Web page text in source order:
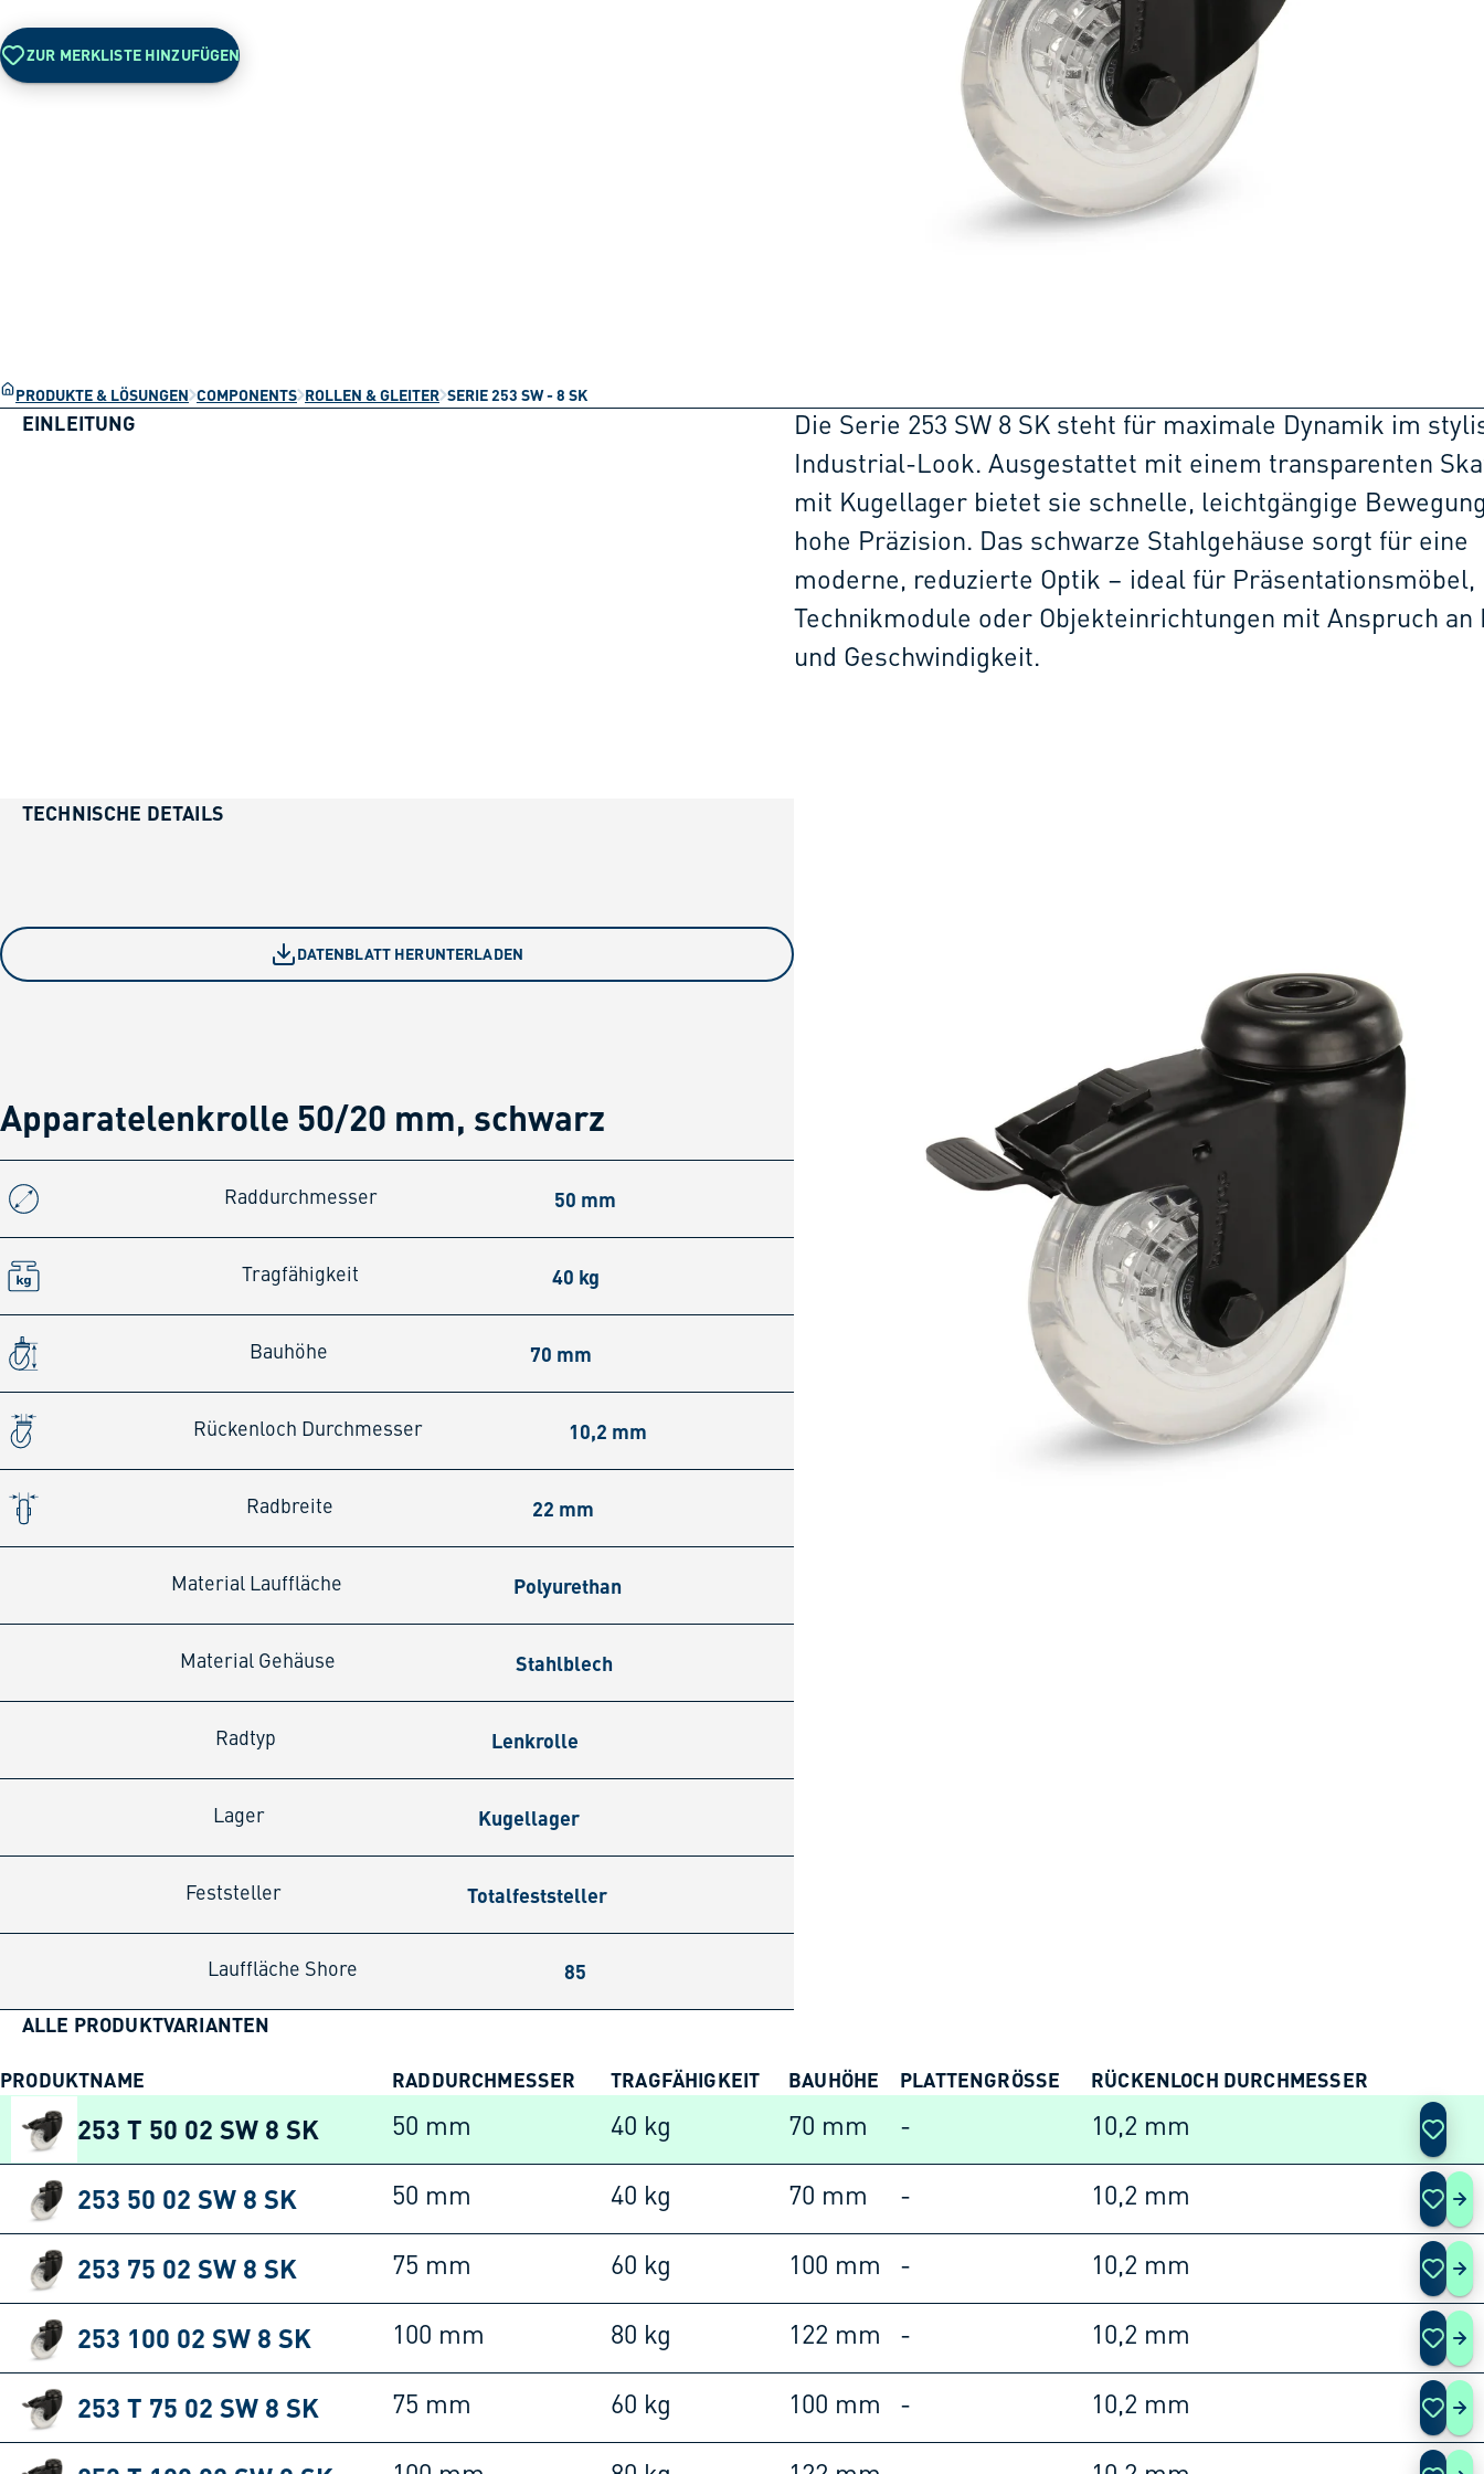
ZUR MERKLISTE HINZUFÜGEN
PRODUKTE & LÖSUNGEN COMPONENTS ROLLEN & GLEITER SERIE 253 SW - 8 SK
EINLEITUNG
Die Serie 253 SW 8 SK steht für maximale Dynamik im
Industrial-Look. Ausgestattet mit einem transparenten
mit Kugellager bietet sie schnelle, leichtgängige
hohe Präzision. Das schwarze Stahlgehäuse sorgt für eine
moderne, reduzierte Optik – ideal für Präsentationsmöbel,
Technikmodule oder Objekteinrichtungen mit Anspruch an
und Geschwindigkeit.
TECHNISCHE DETAILS
DATENBLATT HERUNTERLADEN
Apparatelenkrolle 50/20 mm, schwarz
Raddurchmesser 50 mm
Tragfähigkeit 40 kg
Bauhöhe 70 mm
Rückenloch Durchmesser 10,2 mm
Radbreite 22 mm
Material Lauffläche Polyurethan
Material Gehäuse Stahlblech
Radtyp Lenkrolle
Lager Kugellager
Feststeller Totalfeststeller
Lauffläche Shore 85
ALLE PRODUKTVARIANTEN
PRODUKTNAME RADDURCHMESSER TRAGFÄHIGKEIT BAUHÖHE PLATTENGRÖSSE RÜCKENLOCH DURCHMESSER
253 T 50 02 SW 8 SK 50 mm 40 kg 70 mm - 10,2 mm
253 50 02 SW 8 SK 50 mm 40 kg 70 mm - 10,2 mm
253 75 02 SW 8 SK 75 mm 60 kg 100 mm - 10,2 mm
253 100 02 SW 8 SK 100 mm 80 kg 122 mm - 10,2 mm
253 T 75 02 SW 8 SK 75 mm 60 kg 100 mm - 10,2 mm